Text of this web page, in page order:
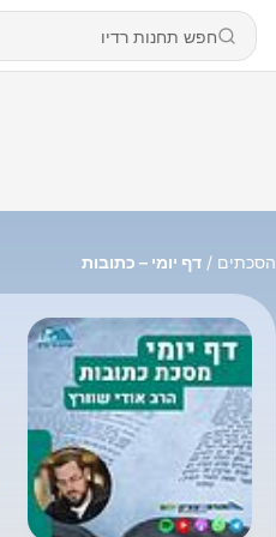
הסכתים דף יומי – כתובות